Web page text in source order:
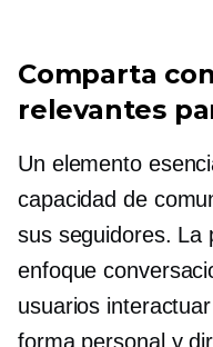
Comparta
relevantes
Un elemento
capacidad de
sus seguidores. La
enfoque
usuarios
forma personal y